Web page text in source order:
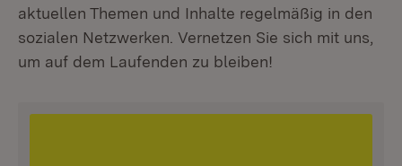
aktuellen Themen und Inhalte regelmäßig in den
sozialen Netzwerken. Vernetzen Sie sich mit uns,
um auf dem Laufenden zu bleiben!